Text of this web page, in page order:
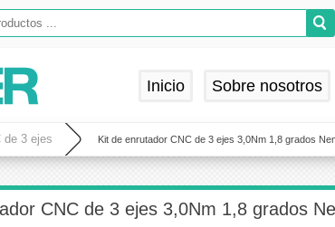
Inicio Sobre nosotros
de 3 ejes Kit de enrutador CNC de 3 ejes 3,0Nm 1,8 grados
CNC de 3 ejes 3,0Nm 1,8 grados